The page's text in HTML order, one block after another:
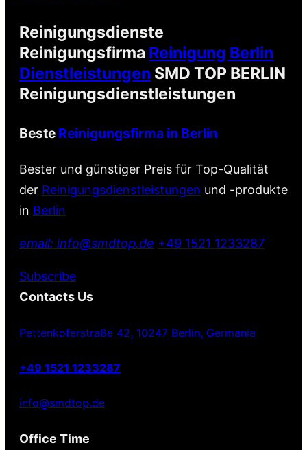
Reinigungsdienste
Reinigungsfirma Reinigung Berlin
Dienstleistungen SMD TOP BERLIN
Reinigungsdienstleistungen
Beste Reinigungsfirma in Berlin
Bester und günstiger Preis für Top-Qualität
der Reinigungsdienstleistungen und -produkte
in Berlin
email: info@smdtop.de +49 1521 1233287
Subscribe
Contacts Us
Pettenkoferstraße 42, 10247 Berlin, Germania
+49 1521 1233287
info@smdtop.de
Office Time